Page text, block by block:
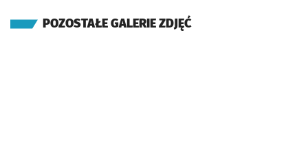
POZOSTAŁE GALERIE ZDJĘĆ